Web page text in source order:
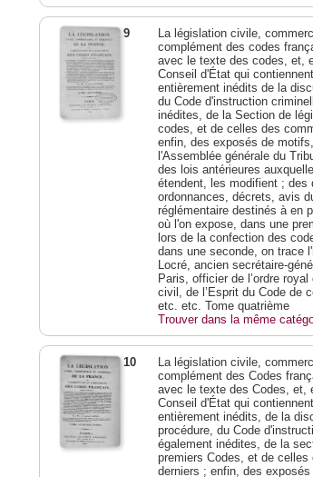
9
La législation civile,
complément des codes
avec le texte des codes, et,
Conseil d'État qui
entièrement inédits de la
du Code d'instruction
inédites, de la Section de
codes, et de celles des
enfin, des exposés de
l'Assemblée générale du
des lois antérieures
étendent, les modifient ;
ordonnances, décrets, avis
réglémentaire destinés à en
où l'on expose, dans une
lors de la confection des
dans une seconde, on trace
Locré, ancien secrétaire-
Paris, officier de l’ordre
civil, de l’Esprit du Code de
etc. etc. Tome quatrième
Trouver dans la même
10
La législation civile,
complément des Codes
avec le texte des Codes, et,
Conseil d'État qui
entièrement inédits, de la
procédure, du Code
également inédites, de la
premiers Codes, et de
derniers ; enfin, des